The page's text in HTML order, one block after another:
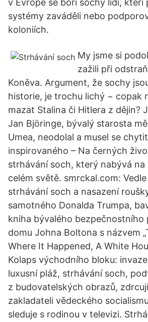
v Evropě se boří sochy lidí, kteří
systémy zaváděli nebo
koloniích.
My jsme si
zažili při
Koněva. Argument, že sochy
historie, je trochu lichý − copak
mazat Stalina či Hitlera z dějin?
Jan Björinge, bývalý starosta
Umea, neodolal a musel se
inspirovaného – Na černých
strhávání soch, který nabývá
celém světě. smrckal.com:
strhávání soch a nasazení
samotného Donalda Trumpa,
kniha bývalého bezpečnostního
domu Johna Boltona s názvem
Where It Happened, A White
Kolaps východního bloku:
luxusní pláž, strhávání soch,
z budovatelských obrazů,
zakladateli vědeckého
sleduje s rodinou v televizi.